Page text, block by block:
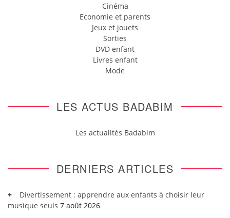
Cinéma
Economie et parents
Jeux et jouets
Sorties
DVD enfant
Livres enfant
Mode
LES ACTUS BADABIM
Les actualités Badabim
DERNIERS ARTICLES
Divertissement : apprendre aux enfants à choisir leur
musique seuls 7 août 2026